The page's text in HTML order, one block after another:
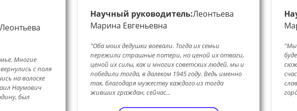
Леонтьева
Многие
с поля
на волоске
Наумович
был
Научный руководитель:Леонтьева
Марина Евгеньевна
"Оба моих дедушки воевали. Тогда их семьи
пережили страшные потери, но ценой их отваги,
ценой их силы, как и многих советских людей, мы и
победили тогда, в далеком 1945 году. Ведь именно
так, благодаря мужеству каждого из тогда
живших граждан, сейчас...
"Мы